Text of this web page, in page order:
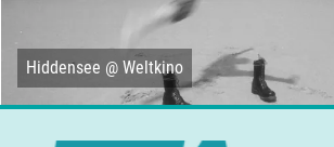
Hiddensee @ Weltkino